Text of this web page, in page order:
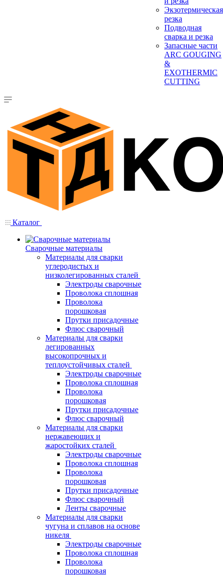
Экзотермическая
резка
Подводная
сварка и резка
Запасные части
ARC GOUGING
&
EXOTHERMIC
CUTTING
Каталог
Сварочные материалы
Материалы для сварки
углеродистых и
низколегированных сталей
Электроды сварочные
Проволока сплошная
Проволока
порошковая
Прутки присадочные
Флюс сварочный
Материалы для сварки
легированных
высокопрочных и
теплоустойчивых сталей
Электроды сварочные
Проволока сплошная
Проволока
порошковая
Прутки присадочные
Флюс сварочный
Материалы для сварки
нержавеющих и
жаростойких сталей
Электроды сварочные
Проволока сплошная
Проволока
порошковая
Прутки присадочные
Флюс сварочный
Ленты сварочные
Материалы для сварки
чугуна и сплавов на основе
никеля
Электроды сварочные
Проволока сплошная
Проволока
порошковая